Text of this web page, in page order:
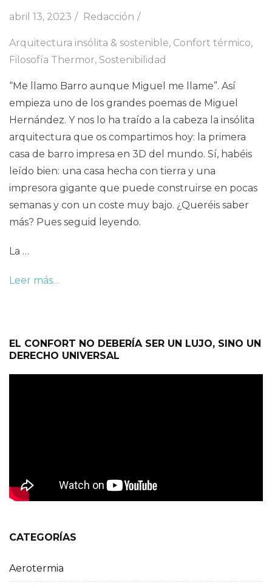
abril 13, 2023 Redacción
Arquitectura insólita & sostenible, Confort térmico,
Filosofía Thermor, Sostenibilidad
“Me llamo Barro aunque Miguel me llame”. Así
empieza uno de los grandes poemas de Miguel
Hernández. Y nos lo ha traído a la cabeza la insólita
arquitectura que os compartimos hoy: la primera
casa de barro impresa en 3D del mundo. Sí, habéis
leído bien: una casa hecha con tierra y una
impresora gigante que puede construirse en pocas
semanas y con un coste muy bajo. ¿Queréis saber
más? Pues seguid leyendo.
La …
Leer más…
EL CONFORT NO DEBERÍA SER UN LUJO, SINO UN
DERECHO UNIVERSAL
CATEGORÍAS
Aerotermia